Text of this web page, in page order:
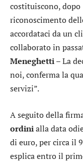
costituiscono,
riconoscimento
accordataci da un
collaborato in
Meneghetti– La
noi, conferma la
servizi”.
A seguito della
ordinialla data
di euro, per circa il
esplica entro il